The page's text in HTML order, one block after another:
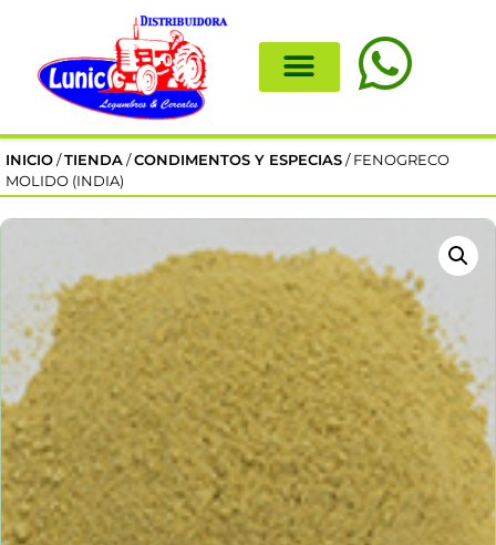
INICIO /TIENDA /CONDIMENTOS Y ESPECIAS / FENOGRECO
MOLIDO (INDIA)